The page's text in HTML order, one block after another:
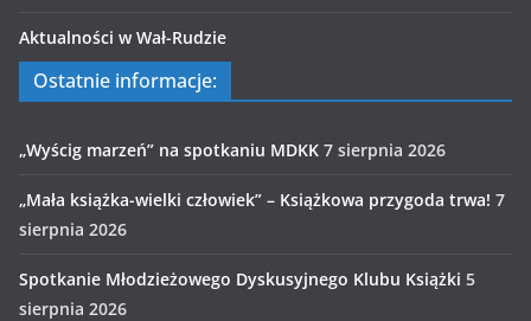
Aktualności w Wał-Rudzie
Ostatnie informacje:
„Wyścig marzeń” na spotkaniu MDKK 7 sierpnia 2026
„Mała książka-wielki człowiek” – Książkowa przygoda trwa! 7
sierpnia 2026
Spotkanie Młodzieżowego Dyskusyjnego Klubu Książki 5
sierpnia 2026